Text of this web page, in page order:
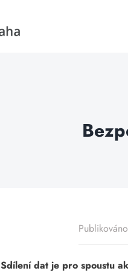
Sdílení dat je pro spoustu